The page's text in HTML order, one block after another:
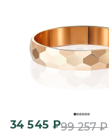
34 545 ₽99 257₽